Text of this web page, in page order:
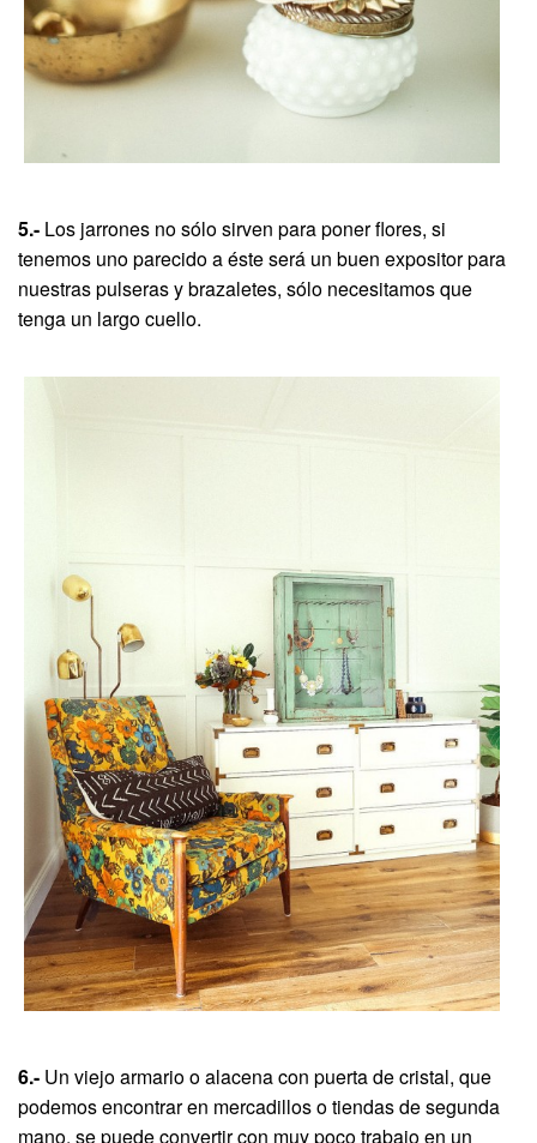
5.- Los jarrones no sólo sirven para poner flores, si
tenemos uno parecido a éste será un buen expositor para
nuestras pulseras y brazaletes, sólo necesitamos que
tenga un largo cuello.
6.- Un viejo armario o alacena con puerta de cristal, que
podemos encontrar en mercadillos o tiendas de segunda
mano, se puede convertir con muy poco trabajo en un